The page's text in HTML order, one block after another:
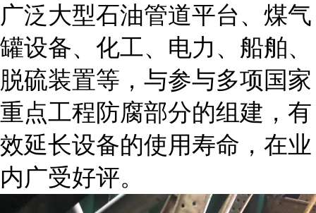
广泛大型石油管道平台、煤气
罐设备、化工、电力、船舶、
脱硫装置等，与参与多项国家
重点工程防腐部分的组建，有
效延长设备的使用寿命，在业
内广受好评。